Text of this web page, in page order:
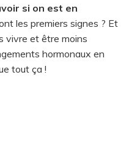
si on est en
les premiers signes ? Et
vivre et être moins
hormonaux en
tout ça !